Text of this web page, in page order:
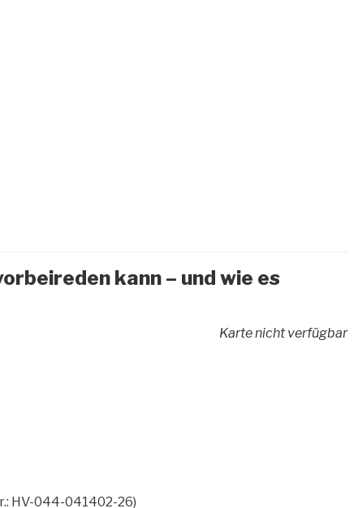
kann – und wie es
Karte nicht verfügbar
HV-044-041402-26)